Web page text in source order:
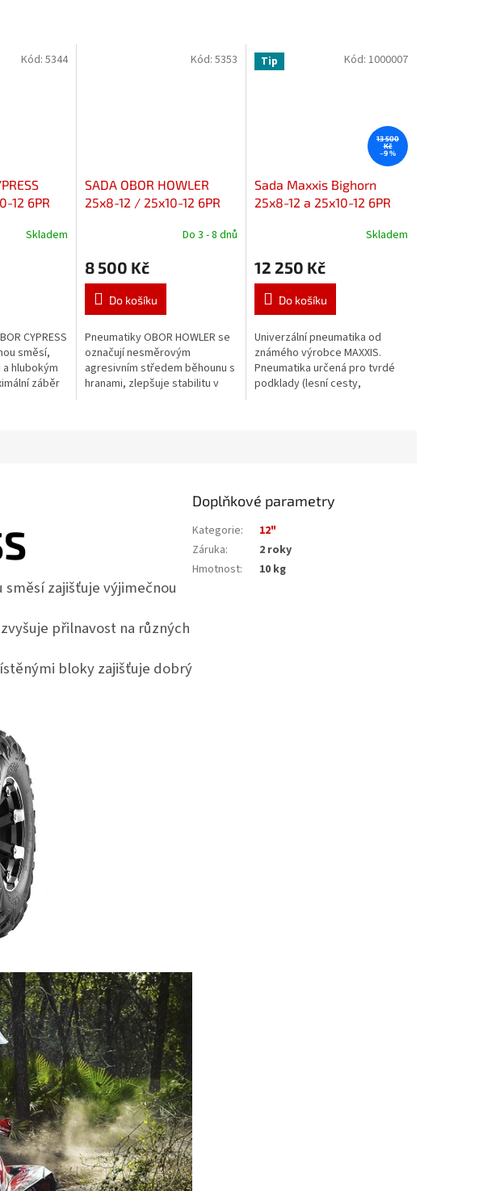
12 6PR
Skladem
CYPRESS
směsí,
hlubokým
záběr
Kód: 5344
SADA OBOR HOWLER
25x8-12 / 25x10-12 6PR
Do 3 - 8 dnů
8 500 Kč
Do košíku
Pneumatiky OBOR HOWLER se
označují nesměrovým
agresivním středem běhounu s
hranami, zlepšuje stabilitu v
Kód:5353 Tip
13 500
Kč
–9 %
Sada Maxxis Bighorn
25x8-12 a 25x10-12 6PR
produktu
je
3,4
z
hvězdiček.
Skladem
12 250 Kč
Do košíku
Univerzální pneumatika od
známého výrobce MAXXIS.
Pneumatika určená pro tvrdé
podklady (lesní cesty,
Kód: 1000007
směsí zajišťuje výjimečnou
přilnavost na různých
bloky zajišťuje dobrý
Doplňkové parametry
Kategorie:
12"
Záruka:
2 roky
Hmotnost: 10 kg